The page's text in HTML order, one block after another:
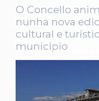
O Concello
nunha nova
cultural e
municipio